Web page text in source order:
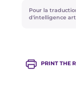
Pour la
d'intelligence
PRINT THE